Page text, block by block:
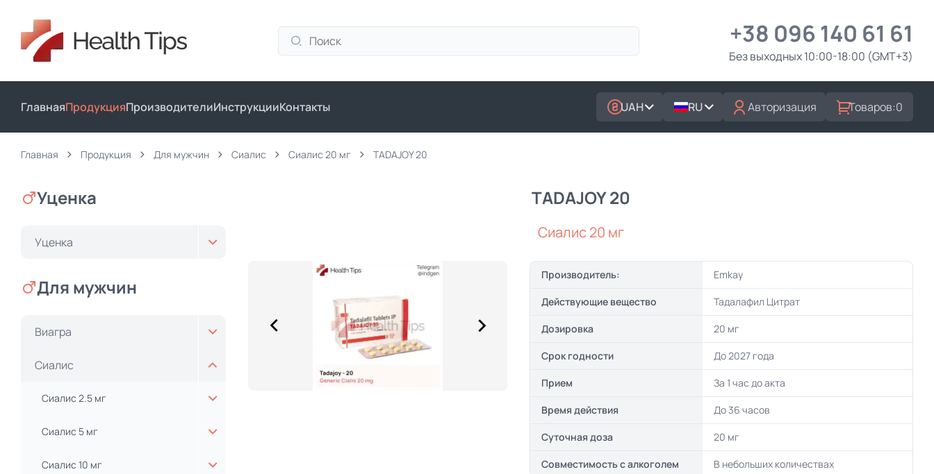
+38 096 140 61 61
Без выходных 10:00-18:00 (GMT+3)
ГлавнаяПродукцияПроизводителиИнструкцииКонтакты UAH RU Авторизация Товаров:0
Главная Продукция Для мужчин Сиалис Сиалис 20 мг TADAJOY 20
Уценка
Уценка
Для мужчин
Виагра
Сиалис
Сиалис 2.5 мг
Сиалис 5 мг
Сиалис 10 мг
TADAJOY 20
Сиалис 20 мг
Производитель: Emkay
Действующие вещество Тадалафил Цитрат
Дозировка 20 мг
Срок годности До 2027 года
Прием За 1 час до акта
Время действия До 36 часов
Суточная доза 20 мг
Совместимость с алкоголем В небольших количествах